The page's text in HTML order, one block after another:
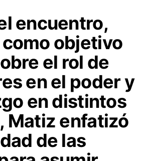
encuentro,
objetivo
el rol de
en el poder y
en distintos
Matiz enfatizó
de las